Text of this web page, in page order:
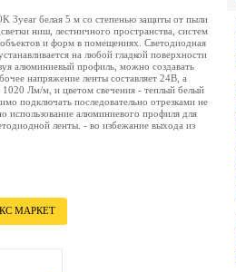
3year белая 5 м со степенью защиты от пыли
ниш, лестничного пространства, систем
и форм в помещениях. Светодиодная
на любой гладкой поверхности
алюминиевый профиль, можно создавать
напряжение ленты составляет 24В, а
Лм/м, и цветом свечения - теплый белый
последовательно отрезками не
использование алюминиевого профиля для
ленты. - во избежание выхода из
МАРКЕТ